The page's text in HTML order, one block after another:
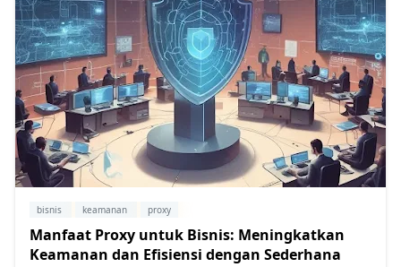
bisnis keamanan proxy
Manfaat Proxy untuk Bisnis: Meningkatkan
Keamanan dan Efisiensi dengan Sederhana